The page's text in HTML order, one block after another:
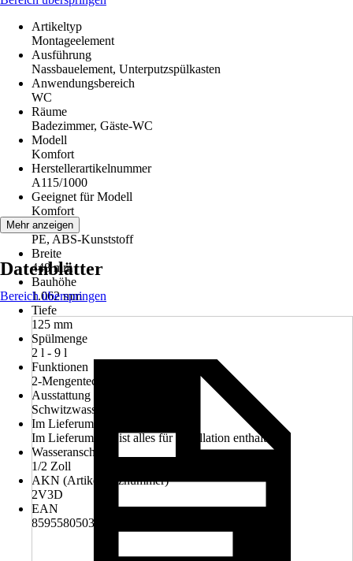
Artikeltyp
Montageelement
Ausführung
Nassbauelement, Unterputzspülkasten
Anwendungsbereich
WC
Räume
Badezimmer, Gäste-WC
Modell
Komfort
Herstellerartikelnummer
A115/1000
Geeignet für Modell
Komfort
Material
PE, ABS-Kunststoff
Breite
448 mm
Bauhöhe
1.062 mm
Tiefe
125 mm
Spülmenge
2 l - 9 l
Funktionen
2-Mengentechnik
Ausstattung
Schwitzwasservollisoliert
Im Lieferumfang enthalten
Im Lieferumfang ist alles für Installation enthalten.
Wasseranschluss
1/2 Zoll
AKN (Artikelkurznummer)
2V3D
EAN
8595580503444
Mehr anzeigen
Datenblätter
Bereich überspringen